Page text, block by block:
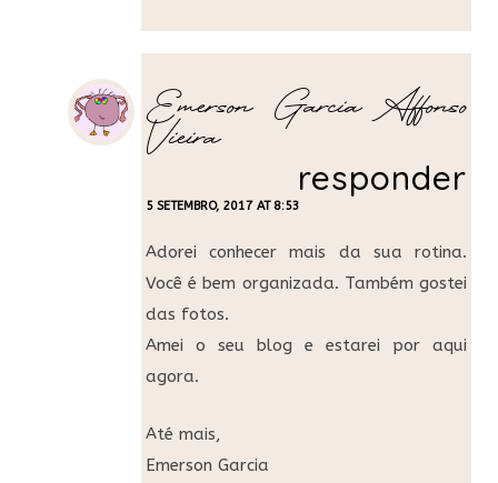
Emerson Garcia Affonso
Vieira
5 SETEMBRO, 2017 AT 8:53
responder
Adorei conhecer mais da sua rotina.
Você é bem organizada. Também gostei
das fotos.
Amei o seu blog e estarei por aqui
agora.
Até mais,
Emerson Garcia